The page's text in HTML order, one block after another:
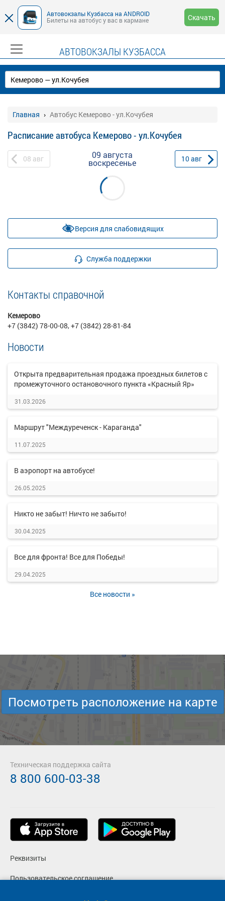
Автовокзалы Кузбасса на ANDROID
Билеты на автобус у вас в кармане
Скачать
АВТОВОКЗАЛЫ КУЗБАССА
Главная Автобус Кемерово - ул.Кочубея
Расписание автобуса Кемерово - ул.Кочубея
08 авг 09 августа
воскресенье 10авг
Версия для слабовидящих
Служба поддержки
Контакты справочной
Кемерово
+7 (3842) 78-00-08, +7 (3842) 28-81-84
Новости
Открыта предварительная продажа проездных билетов с
промежуточного остановочного пункта «Красный Яр»
31.03.2026
Маршрут "Междуреченск - Караганда"
11.07.2025
В аэропорт на автобусе!
26.05.2025
Никто не забыт! Ничто не забыто!
30.04.2025
Все для фронта! Все для Победы!
29.04.2025
Все новости »
Посмотреть расположение на карте
Реквизиты
Пользовательское соглашение
Политика конфиденциальности
Техническая поддержка сайта
8 800 600-03-38